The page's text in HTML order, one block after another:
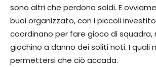
sono altri che perdono soldi. E
buoi organizzato, con i piccoli
coordinano per fare gioco di squadra,
giochino a danno dei soliti noti. I quali
permettersi che ciò accada.